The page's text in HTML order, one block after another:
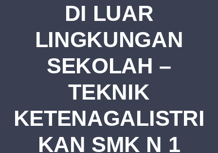
DI LUAR
LINGKUNGAN
SEKOLAH –
TEKNIK
KETENAGALISTRI
KAN SMK N 1